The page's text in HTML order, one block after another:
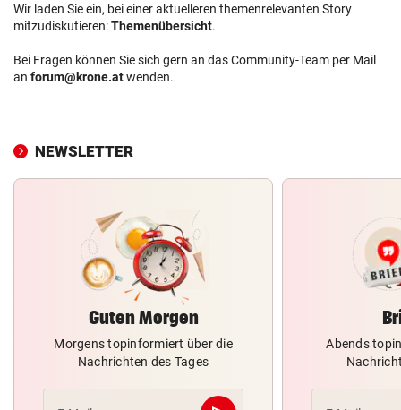
Wir laden Sie ein, bei einer aktuelleren themenrelevanten Story
mitzudiskutieren:Themenübersicht.
Bei Fragen können Sie sich gern an das Community-Team per Mail
an forum@krone.atwenden.
NEWSLETTER
Guten Morgen
Morgens topinformiert über die
Nachrichten des Tages
Abends